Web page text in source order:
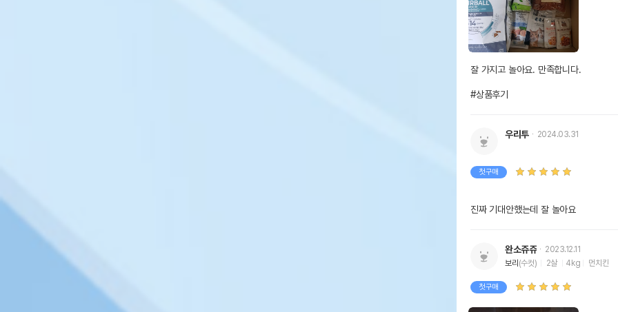
5. 낚싯대를 세게 휘두를 때,
잘 가지고 놀아요. 만족합니다.
#상품후기
우리투 2024.03.31
첫구매
진짜 기대안했는데 잘 놀아요
완소쥬쥬
2023.12.11
보리(수컷) 2살 4kg 먼치킨
첫구매